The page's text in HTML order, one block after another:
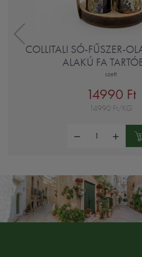
COLLITALI SÓ-FŰSZER-
ALAKÚ FA
szett
14990 Ft
14990 Ft/KG